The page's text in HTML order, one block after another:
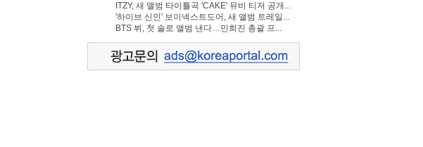
ITZY, 새 앨범 타이틀곡 'CAKE' 뮤비 티저 공개...
'하이브 신인' 보이넥스트도어, 새 앨범 트레일...
BTS 뷔, 첫 솔로 앨범 낸다…민희진 총괄 프...